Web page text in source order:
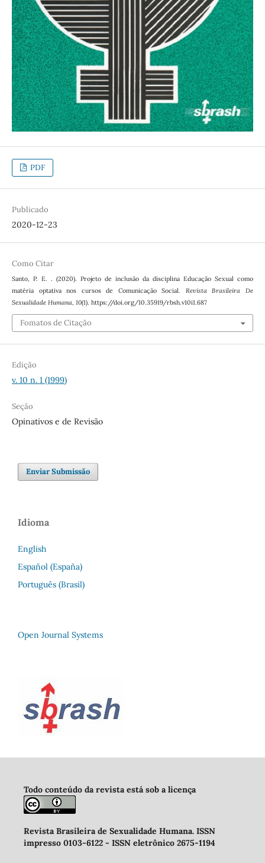
PDF
Publicado
2020-12-23
Como Citar
Santo, P. E. . (2020). Projeto de inclusão da disciplina Educação Sexual como
matéria optativa nos cursos de Comunicação Social. Revista Brasileira De
Sexualidade Humana, 10(1). https://doi.org/10.35919/rbsh.v10i1.687
Fomatos de Citação
Edição
v. 10 n. 1 (1999)
Seção
Opinativos e de Revisão
Enviar Submissão
Idioma
English
Español (España)
Português (Brasil)
Open Journal Systems
Todo conteúdo da revista está sob a licença
Revista Brasileira de Sexualidade Humana. ISSN
impresso 0103-6122 - ISSN eletrônico 2675-1194